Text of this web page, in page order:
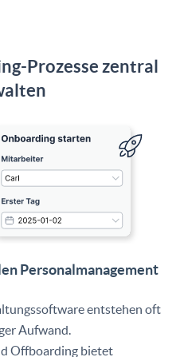
Prozesse zentral
Personalmanagement
entstehen oft
Aufwand.
Offboarding bietet